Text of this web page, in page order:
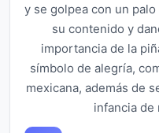
y se golpea con un
su contenido y
importancia de la
símbolo de alegría,
mexicana, además de
infancia de